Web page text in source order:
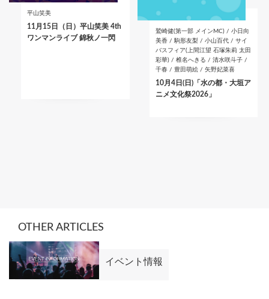
平山笑美
11月15日（日）平山笑美 4th
ワンマンライブ 錦秋ノ一閃
鷲崎健(第一部 メインMC) / 小日向
美香 / 駒形友梨 / 小山百代 / サイ
バスフィア(上間江望 石塚朱莉 太田
彩華) / 椎名へきる / 清水咲斗子 /
千春 / 豊田萌絵 / 矢野妃菜喜
10月4日(日)「水の都・大垣ア
ニメ文化祭2026」
OTHER ARTICLES
イベント情報